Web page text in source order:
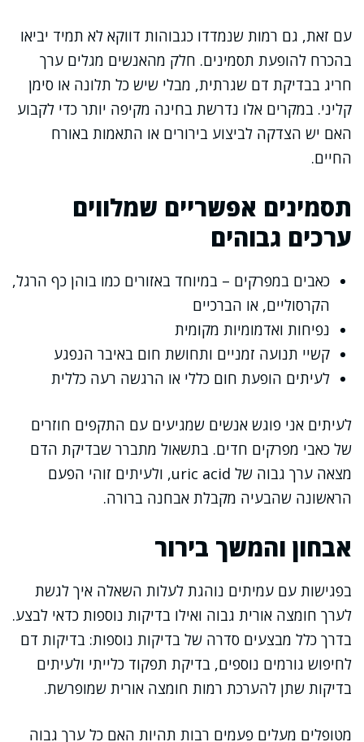
עם זאת, גם רמות שנמדדו כגבוהות דווקא לא תמיד יביאו
בהכרח להופעת תסמינים. חלק מהאנשים מגלים ערך
חריג בבדיקת דם שגרתית, מבלי שיש כל תלונה או סימן
קליני. במקרים אלו נדרשת בחינה מקיפה יותר כדי לקבוע
האם יש הצדקה לביצוע בירורים או התאמות באורח
החיים.
תסמינים אפשריים שמלווים
ערכים גבוהים
כאבים במפרקים – במיוחד באזורים כמו בוהן כף הרגל,
הקרסוליים, או הברכיים
נפיחות ואדמומיות מקומית
קשיי תנועה זמניים ותחושת חום באיבר הנפגע
לעיתים הופעת חום כללי או הרגשה רעה כללית
לעיתים אני פוגש אנשים שמגיעים עם התקפים חוזרים
של כאבי מפרקים חדים. בתשאול מתברר שבדיקת הדם
מצאה ערך גבוה של uric acid, ולעיתים זוהי הפעם
הראשונה שהבעיה מקבלת אבחנה ברורה.
אבחון והמשך בירור
בפגישות עם עמיתים נוהגת לעלות השאלה איך לגשת
לערך חומצה אורית גבוה ואילו בדיקות נוספות כדאי לבצע.
בדרך כלל מבצעים סדרה של בדיקות נוספות: בדיקות דם
לחיפוש גורמים נוספים, בדיקת תפקוד כלייתי ולעיתים
בדיקות שתן להערכת רמות חומצה אורית שמופרשת.
מטופלים מעלים פעמים רבות תהיות האם כל ערך גבוה